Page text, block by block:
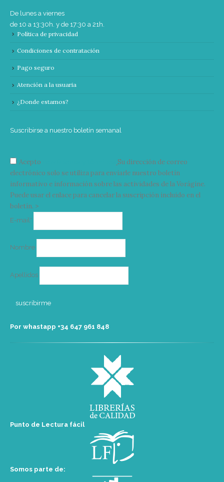
De lunes a viernes
de 10 a 13:30h. y de 17:30 a 21h.
Política de privacidad
Condiciones de contratación
Pago seguro
Atención a la usuaria
¿Donde estamos?
Suscribirse a nuestro boletín semanal
Acepto
Su dirección de correo
electrónico solo se utiliza para enviarle nuestro boletín
informativo e información sobre las actividades de la Vorágine.
Puede usar el enlace para cancelar la suscripción incluido en el
boletín. >
E-mail*
Nombre
Apellidos
Por whastapp +34 ‭647 961 848‬
Punto de Lectura fácil
Somos parte de: